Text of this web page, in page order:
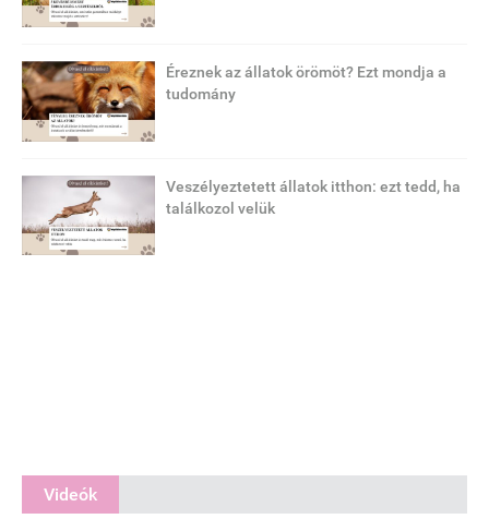
Éreznek az állatok örömöt? Ezt mondja a
tudomány
Veszélyeztetett állatok itthon: ezt tedd, ha
találkozol velük
Videók